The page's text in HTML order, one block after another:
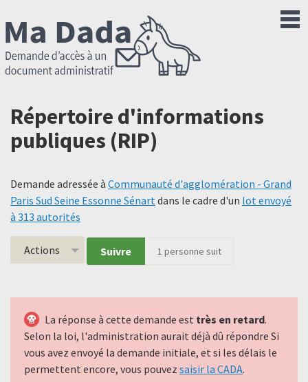
Répertoire d'informations
publiques (RIP)
Demande adressée à Communauté d'agglomération - Grand
Paris Sud Seine Essonne Sénartdans le cadre d'un lot envoyé
à 313 autorités
Actions Suivre 1 personne suit
La réponse à cette demande est très en retard.
Selon la loi, l'administration aurait déjà dû répondre Si
vous avez envoyé la demande initiale, et si les délais le
permettent encore, vous pouvez saisir la CADA.